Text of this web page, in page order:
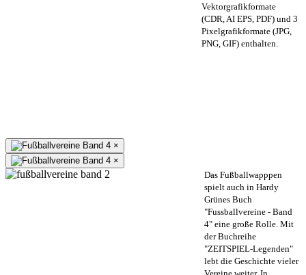
Vektorgrafikformate
(CDR, AI EPS, PDF) und 3
Pixelgrafikformate (JPG,
PNG, GIF) enthalten.
×
×
Das Fußballwapppen
spielt auch in Hardy
Grünes Buch
"Fussballvereine - Band
4" eine große Rolle. Mit
der Buchreihe
"ZEITSPIEL-Legenden"
lebt die Geschichte vieler